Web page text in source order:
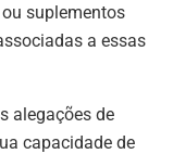
suplementos
a essas
alegações de
capacidade de